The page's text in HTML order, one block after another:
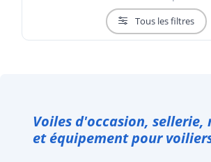
Tous les filtres
Voiles d'occasion, sellerie,
et équipement pour